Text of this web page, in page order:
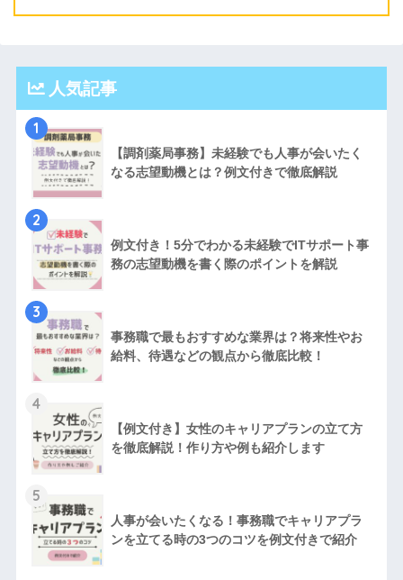
人気記事
1
【調剤薬局事務】未経験でも人事が会いたく
なる志望動機とは？例文付きで徹底解説
2
例文付き！5分でわかる未経験でITサポート事
務の志望動機を書く際のポイントを解説
3
事務職で最もおすすめな業界は？将来性やお
給料、待遇などの観点から徹底比較！
4
【例文付き】女性のキャリアプランの立て方
を徹底解説！作り方や例も紹介します
5
人事が会いたくなる！事務職でキャリアプラ
ンを立てる時の3つのコツを例文付きで紹介